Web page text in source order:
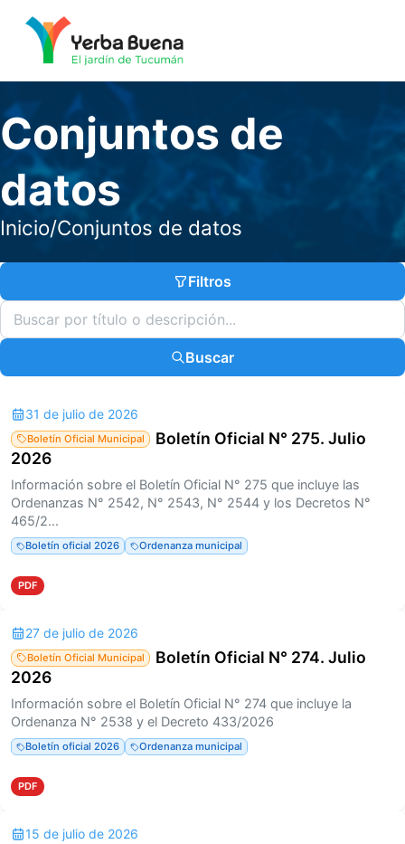
Conjuntos de
datos
Inicio/Conjuntos de datos
Filtros
Buscar
31 de julio de 2026
Boletín Oficial Municipal
Boletín Oficial N° 275. Julio
2026
Información sobre el Boletín Oficial N° 275 que incluye las
Ordenanzas N° 2542, N° 2543, N° 2544 y los Decretos N°
465/2...
Boletín oficial 2026 Ordenanza municipal
PDF
27 de julio de 2026
Boletín Oficial Municipal
Boletín Oficial N° 274. Julio
2026
Información sobre el Boletín Oficial N° 274 que incluye la
Ordenanza N° 2538 y el Decreto 433/2026
Boletín oficial 2026 Ordenanza municipal
PDF
15 de julio de 2026